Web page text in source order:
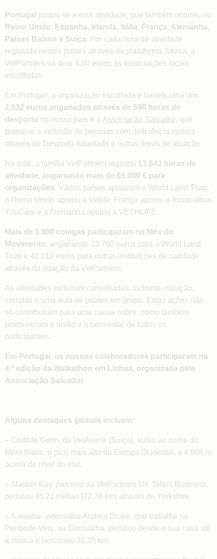
Portugal juntou-se a esta atividade, que também ocorreu no
Reino Unido, Espanha, Irlanda, Itália, França, Alemanha,
Países Baixos e Suíça. Por cada hora de atividade
registada nestes países através da plataforma Strava, a
VetPartners irá doar 4,80 euros às associações locais
escolhidas.
Em Portugal, a organização escolhida e beneficiária dos
2.832 euros angariados através de 590 horas de
desporto no nosso país é a Associação Salvador, que
promove a inclusão de pessoas com deficiência motora
através do Desporto Adaptado e outras áreas de atuação.
No total, a família VetPartners registou 13.843 horas de
atividade, angariando mais de 65.000 € para
organizações. Vários países apoiaram o World Land Trust,
o Reino Unido apoiou a Vetlife, França apoiou a Association
YouCare e a Alemanha apoiou a VETHLiFE.
Mais de 1.000 colegas participaram no Mês do
Movimento, angariando 23.760 euros para o World Land
Trust e 42.010 euros para outras instituições de caridade
através da doação da VetPartners.
As atividades incluíram caminhadas, ciclismo, natação,
corridas e uma aula de pilates em grupo. Estas ações não
só contribuíram para uma causa nobre, como também
promoveram a união e o bem-estar de todos os
participantes.
Em Portugal, os nossos colaboradores participaram na
4.ª edição da Walkathon em Lisboa, organizada pela
Associação Salvador.
Alguns destaques globais incluem:
– Clotilde Gerin, da VetAvenir (Suíça), subiu ao cume do
Mont Blanc, o pico mais alto da Europa Ocidental, a 4.806 m
acima do nível do mar.
– Alastair Kay, parceiro da VetPartners UK Talent Business,
pedalou 45,21 milhas (72,76 km) através de Yorkshire.
– A auxiliar veterinária Andrea Drake, que trabalha na
Penbode Vets, na Cornualha, pedalou desde a sua casa até
à clínica e percorreu 32,35 km.